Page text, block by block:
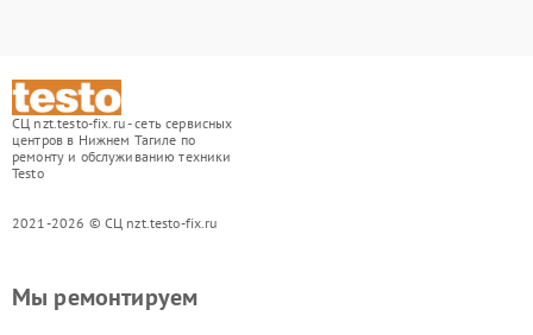
СЦ nzt.testo-fix.ru - сеть сервисных
центров в Нижнем Тагиле по
ремонту и обслуживанию техники
Testo
2021-2026 © СЦ nzt.testo-fix.ru
Мы ремонтируем